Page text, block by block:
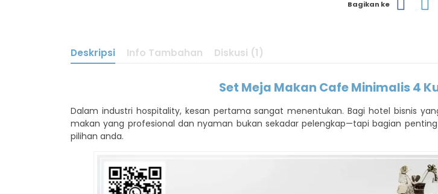
Bagikan ke
Deskripsi Info Tambahan Diskusi (1)
Set Meja Makan Cafe Minimalis 4
Dalam industri hospitality, kesan pertama sangat menentukan. Bagi hotel bisnis
makan yang profesional dan nyaman bukan sekadar pelengkap—tapi bagian
pilihan anda.